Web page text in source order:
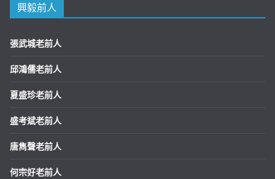
興毅前人
張武城老前人
邱鴻儒老前人
夏盛珍老前人
盛考斌老前人
唐雋聲老前人
何宗好老前人